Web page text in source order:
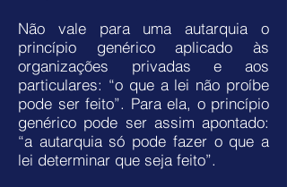
Não vale para uma autarquia o
princípio genérico aplicado às
organizações privadas e aos
particulares: “o que a lei não proíbe
pode ser feito”. Para ela, o princípio
genérico pode ser assim apontado:
“a autarquia só pode fazer o que a
lei determinar que seja feito”.